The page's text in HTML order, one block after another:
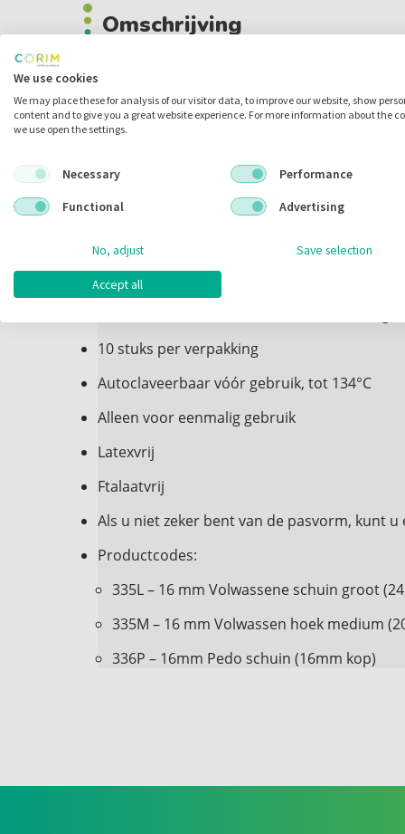
Omschrijving
HVE Hoekige Afzuigbuizen 16mm
Chirurgische canules voor een hoog
chirurgische ingrepen
Past op Europese 16 mm zuigslang
Ergonomisch ontworpen voor optimale
Hoogwaardig, volledig gepolijst
werking en comfort voor de patiënt
Diverse kleuren: lavendel, lichtblauw,
10 stuks per verpakking
Autoclaveerbaar vóór gebruik, tot 134°C
Alleen voor eenmalig gebruik
Latexvrij
Ftalaatvrij
Als u niet zeker bent van de pasvorm, kunt
Productcodes:
335L – 16 mm Volwassene schuin groot
335M – 16 mm Volwassen hoek medium
336P – 16mm Pedo schuin (16mm kop)
We use cookies
We may place these for analysis of our visitor data, to improve our website, show
content and to give you a great website experience. For more information about the
we use open the settings.
Necessary
Performance
Functional
Advertising
No, adjust Save selection
Accept all